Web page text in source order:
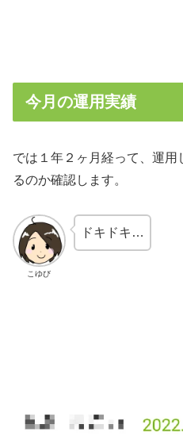
今月の運用実績
では１年２ヶ月経って、運
るのか確認します。
こゆび
ドキドキ…